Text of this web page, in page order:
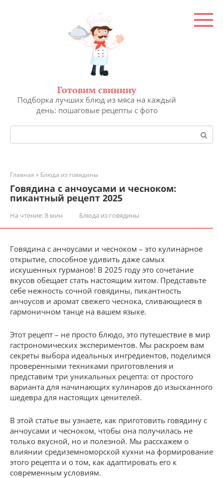
Готовим свинину
Подборка лучших блюд из мяса на каждый
день: пошаговые рецепты с фото
Поиск:
Главная » Блюда из говядины
Говядина с анчоусами и чесноком:
пикантный рецепт 2025
На чтение:8 мин Блюда из говядины
Говядина с анчоусами и чесноком – это кулинарное
открытие, способное удивить даже самых
искушенных гурманов! В 2025 году это сочетание
вкусов обещает стать настоящим хитом. Представьте
себе нежность сочной говядины, пикантность
анчоусов и аромат свежего чеснока, сливающиеся в
гармоничном танце на вашем языке.
Этот рецепт – не просто блюдо, это путешествие в мир
гастрономических экспериментов. Мы раскроем вам
секреты выбора идеальных ингредиентов, поделимся
проверенными техниками приготовления и
представим три уникальных рецепта: от простого
варианта для начинающих кулинаров до изысканного
шедевра для настоящих ценителей.
В этой статье вы узнаете, как приготовить говядину с
анчоусами и чесноком, чтобы она получилась не
только вкусной, но и полезной. Мы расскажем о
влиянии средиземноморской кухни на формирование
этого рецепта и о том, как адаптировать его к
современным условиям.